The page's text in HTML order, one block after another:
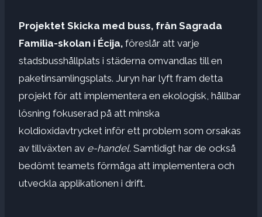
Projektet Skicka med buss, från Sagrada
Familia-skolan i Écija, föreslår att varje
stadsbusshållplats i städerna omvandlas till en
paketinsamlingsplats. Juryn har lyft fram detta
projekt för att implementera en ekologisk, hållbar
lösning fokuserad på att minska
koldioxidavtrycket inför ett problem som orsakas
av tillväxten av e-handel. Samtidigt har de också
bedömt teamets förmåga att implementera och
utveckla applikationen i drift.